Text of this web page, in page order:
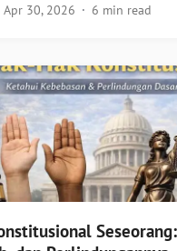
Apr 30, 2026
6 min read